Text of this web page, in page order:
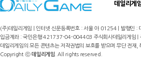
데일리게
(주)데일리게임 | 인터넷 신문등록번호 : 서울 아 01254 | 발행인
입금계좌 : 국민은행 421737-04-004403 주식회사데일리게
데일리게임의 모든 콘텐츠는 저작권법의 보호를 받으며 무단 전재,
Copyright ⓒ데일리게임 . All rights reserved.